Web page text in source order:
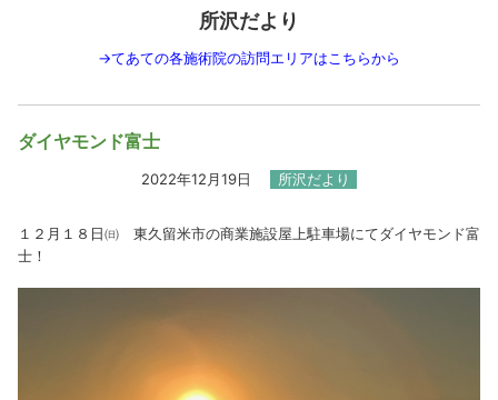
所沢だより
→てあての各施術院の訪問エリアはこちらから
ダイヤモンド富士
2022年12月19日 所沢だより
１２月１８日㈰ 東久留米市の商業施設屋上駐車場にてダイヤモンド富
士！